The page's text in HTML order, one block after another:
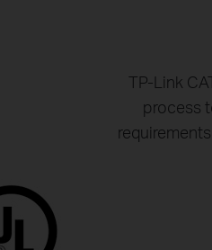
TP-Link
process